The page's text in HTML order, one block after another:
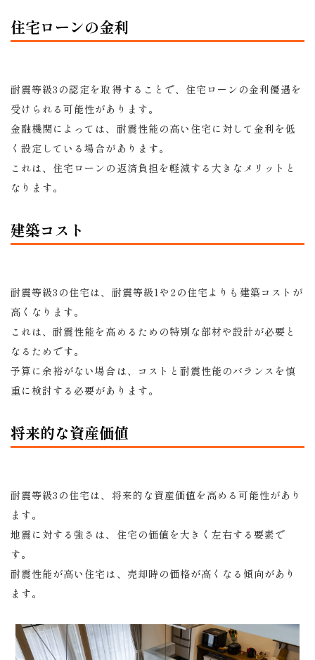
住宅ローンの金利
耐震等級3の認定を取得することで、住宅ローンの金利優遇を
受けられる可能性があります。
金融機関によっては、耐震性能の高い住宅に対して金利を低
く設定している場合があります。
これは、住宅ローンの返済負担を軽減する大きなメリットと
なります。
建築コスト
耐震等級3の住宅は、耐震等級1や2の住宅よりも建築コストが
高くなります。
これは、耐震性能を高めるための特別な部材や設計が必要と
なるためです。
予算に余裕がない場合は、コストと耐震性能のバランスを慎
重に検討する必要があります。
将来的な資産価値
耐震等級3の住宅は、将来的な資産価値を高める可能性があり
ます。
地震に対する強さは、住宅の価値を大きく左右する要素で
す。
耐震性能が高い住宅は、売却時の価格が高くなる傾向があり
ます。